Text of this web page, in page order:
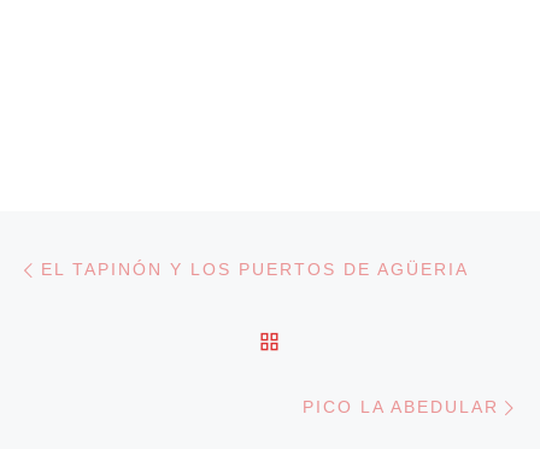
Navegación de entradas
EL TAPINÓN Y LOS PUERTOS DE AGÜERIA
PICO LA ABEDULAR